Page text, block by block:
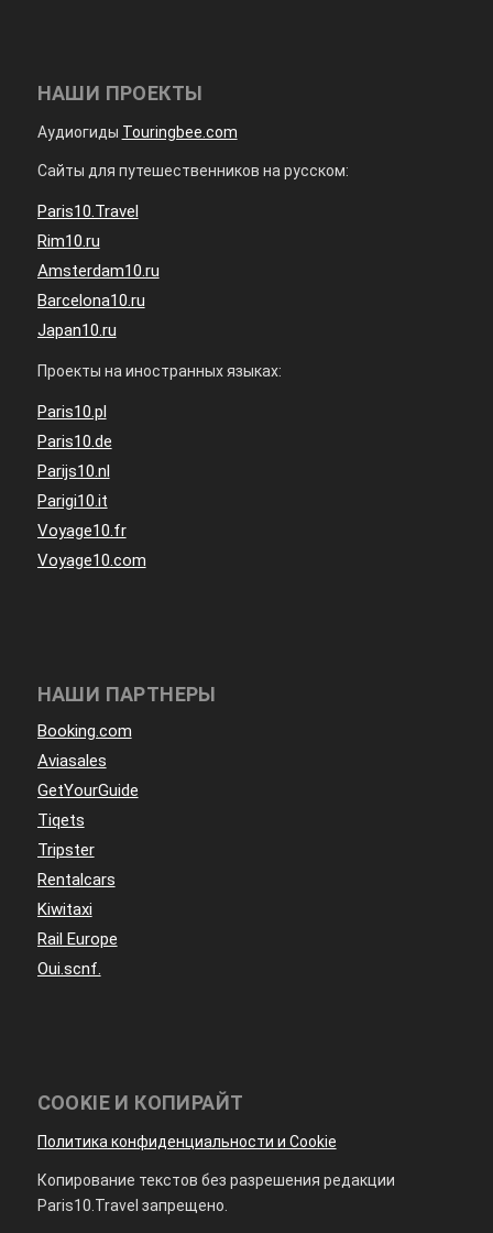
НАШИ ПРОЕКТЫ
Аудиогиды Touringbee.com
Сайты для путешественников на русском:
Paris10.Travel
Rim10.ru
Amsterdam10.ru
Barcelona10.ru
Japan10.ru
Проекты на иностранных языках:
Paris10.pl
Paris10.de
Parijs10.nl
Parigi10.it
Voyage10.fr
Voyage10.com
НАШИ ПАРТНЕРЫ
Booking.com
Aviasales
GetYourGuide
Tiqets
Tripster
Rentalcars
Kiwitaxi
Rail Europe
Oui.scnf.
COOKIE И КОПИРАЙТ
Политика конфиденциальности и Cookie
Копирование текстов без разрешения редакции
Paris10.Travel запрещено.